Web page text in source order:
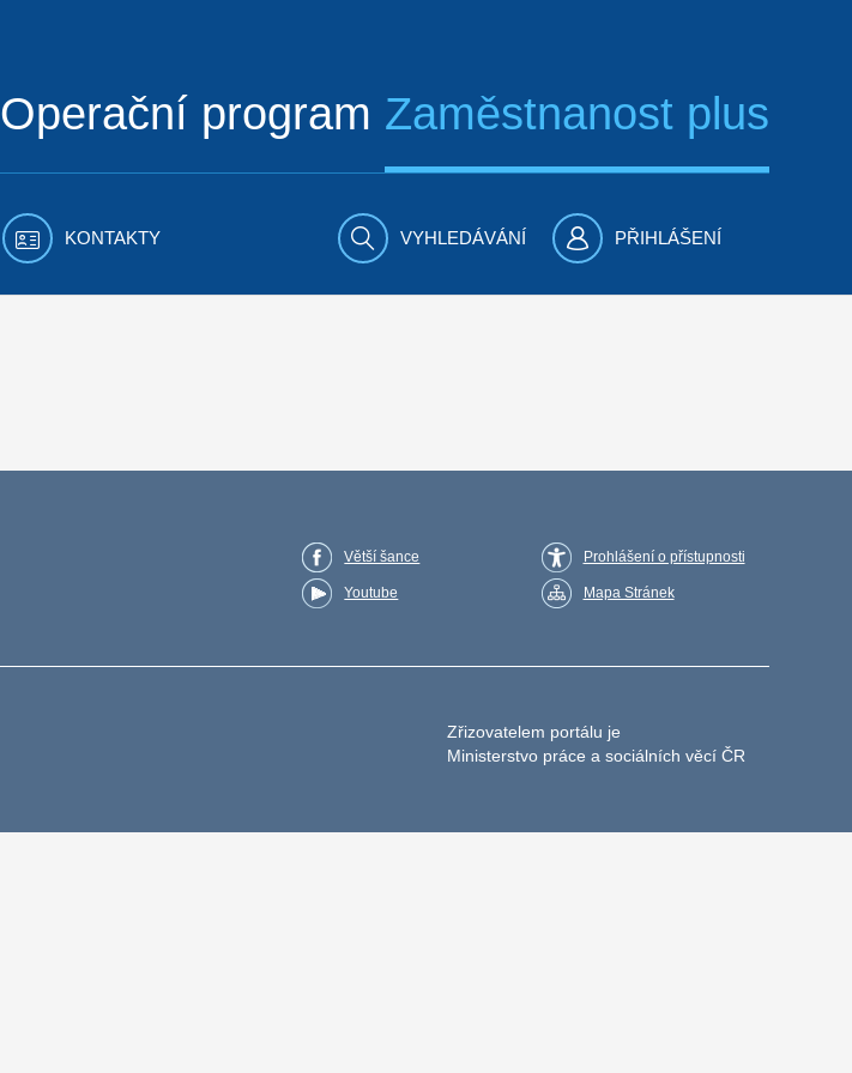
Operační program Zaměstnanost plus
KONTAKTY VYHLEDÁVÁNÍ PŘIHLÁŠENÍ
Větší šance
Youtube
Prohlášení o přístupnosti
Mapa Stránek
Zřizovatelem portálu je
Ministerstvo práce a sociálních věcí ČR